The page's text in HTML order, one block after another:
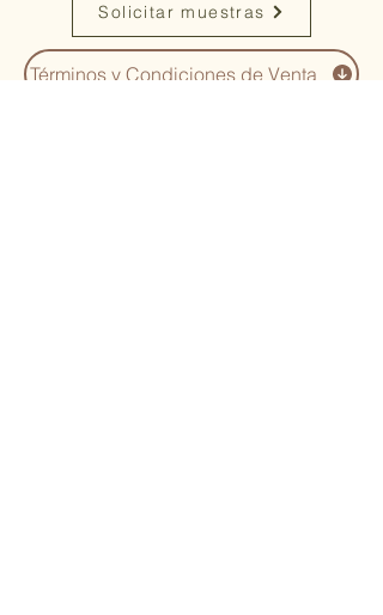
Solicitar muestras
Términos y Condiciones de Venta